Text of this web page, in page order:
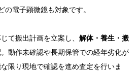
電子顕微鏡も対象です。
て搬出計画を立案し、 解体・養生・搬
動作未確認や長期保管での経年劣化が
限り現地で確認を進め査定を行いま